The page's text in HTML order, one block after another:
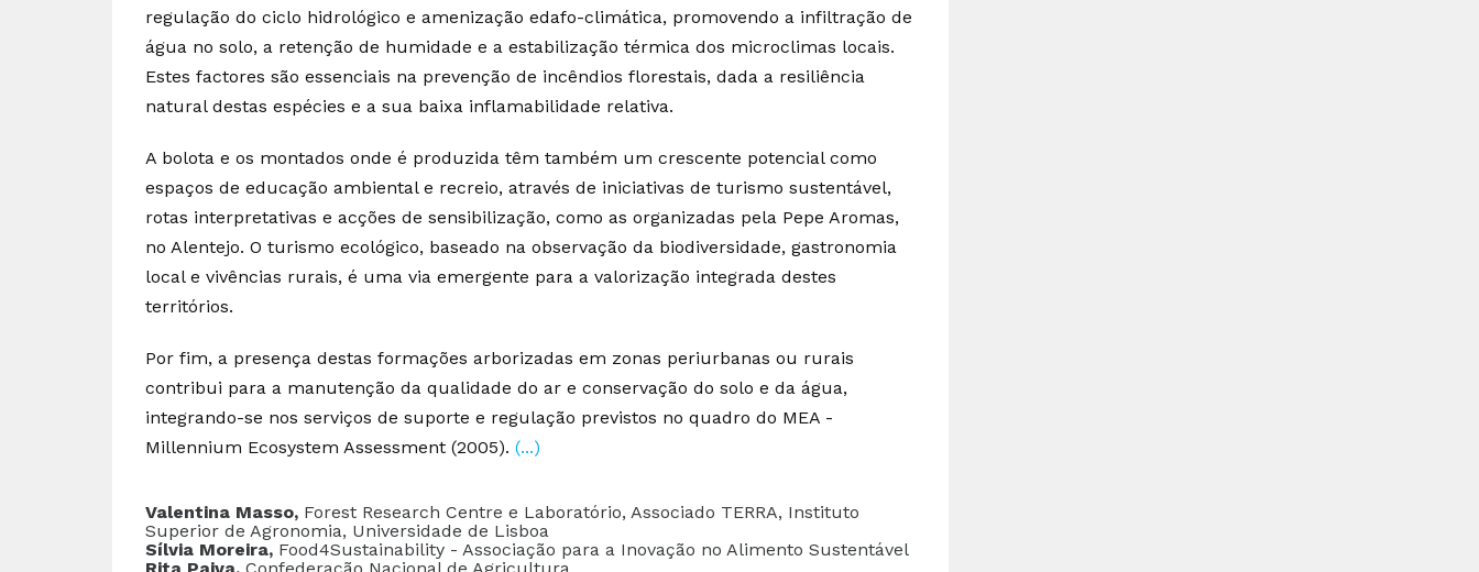
regulação do ciclo hidrológico e amenização edafo-climática, promovendo a infiltração de
água no solo, a retenção de humidade e a estabilização térmica dos microclimas locais.
Estes factores são essenciais na prevenção de incêndios florestais, dada a resiliência
natural destas espécies e a sua baixa inflamabilidade relativa.
A bolota e os montados onde é produzida têm também um crescente potencial como
espaços de educação ambiental e recreio, através de iniciativas de turismo sustentável,
rotas interpretativas e acções de sensibilização, como as organizadas pela Pepe Aromas,
no Alentejo. O turismo ecológico, baseado na observação da biodiversidade, gastronomia
local e vivências rurais, é uma via emergente para a valorização integrada destes
territórios.
Por fim, a presença destas formações arborizadas em zonas periurbanas ou rurais
contribui para a manutenção da qualidade do ar e conservação do solo e da água,
integrando-se nos serviços de suporte e regulação previstos no quadro do MEA -
Millennium Ecosystem Assessment (2005). (...)
Valentina Masso, Forest Research Centre e Laboratório, Associado TERRA, Instituto
Superior de Agronomia, Universidade de Lisboa
Sílvia Moreira, Food4Sustainability - Associação para a Inovação no Alimento Sustentável